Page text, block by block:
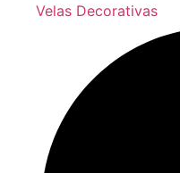
Velas Decorativas